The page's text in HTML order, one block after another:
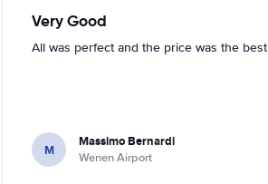
Very Good
All was perfect and the price was the best
M Massimo Bernardi
Wenen Airport